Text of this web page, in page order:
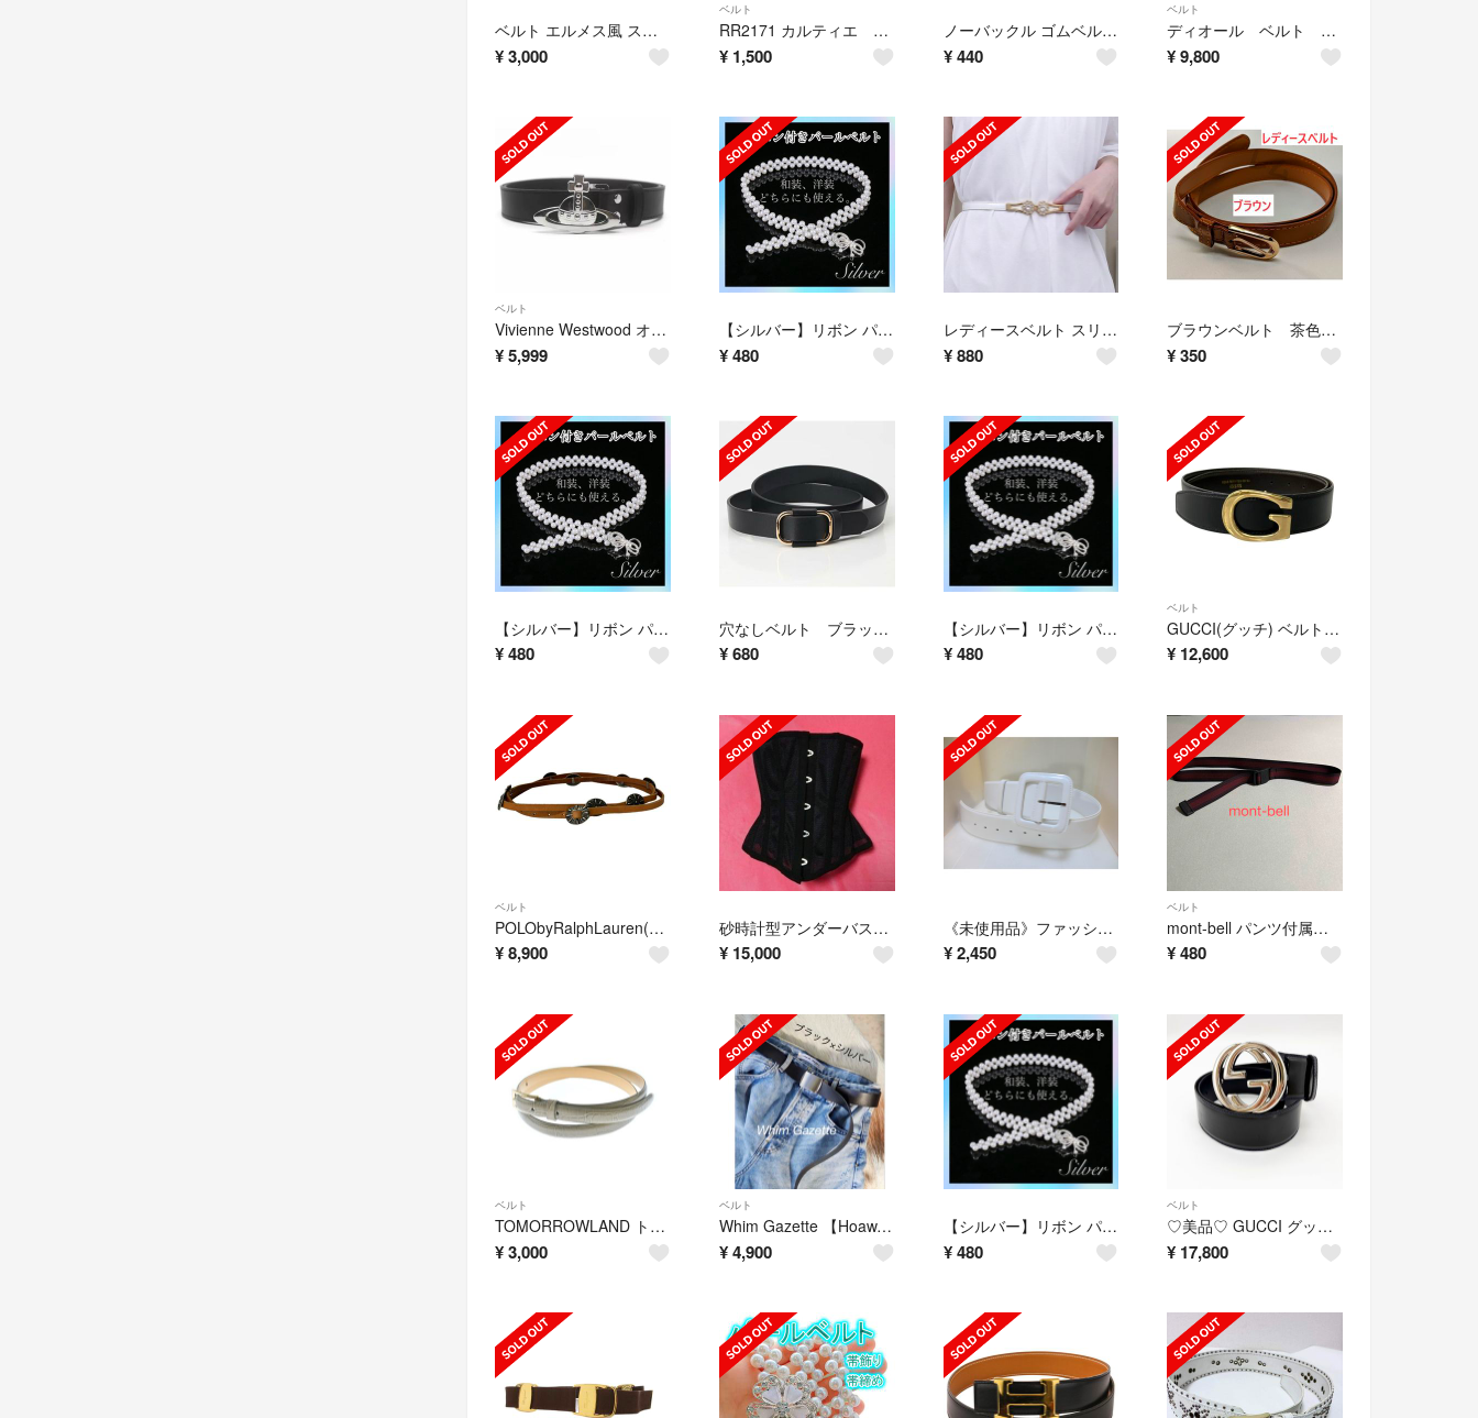
ベルト エルメス風 スクエア 金具 レザータッチベルト 長さ調整可能 白色
¥3,000
ベルト
RR2171 カルティエ マストラインベルト ボルドーカラー #66〜74
¥ 1,500
ノーバックル ゴムベルト 黒 ブラック 2個セット 男女兼用
¥ 440
ベルト
ディオール ベルト バックル ゴールド ヴィンテージ
¥9,800
ベルト
Vivienne Westwood オーブバックル ベルト ブラック
¥5,999
【シルバー】リボン パールベルト 帯締め 帯飾り 浴衣 着物 ワンピース 結婚式
¥480
レディースベルト スリムベルト 女性用 レザーベルト 細ベルト バンド シンプル
¥ 880
ブラウンベルト 茶色 細い バックル ゴールド 新品
¥350
【シルバー】リボン パールベルト 帯締め 帯飾り 浴衣 着物 ワンピース 結婚式
¥480
穴なしベルト ブラック スクエア シンプル カジュアル 上品 ユニセックス
¥680
【シルバー】リボン パールベルト 帯締め 帯飾り 浴衣 着物 ワンピース 結婚式
¥ 480
ベルト
GUCCI(グッチ) ベルト 75・30美品 - 黒×ゴールド レザー
¥ 12,600
ベルト
POLObyRalphLauren(ポロラルフローレン) ベルト S美品 - ライトブラウン×シルバー 二重巻き レザー
¥8,900
砂時計型アンダーバストコルセット PureOne Corset Works
¥ 15,000
《未使用品》ファッションベルト/幅広/ウエストアクセント/太ベルト/ホワイト
¥ 2,450
ベルト
mont-bell パンツ付属ベルト
¥480
ベルト
TOMORROWLAND トゥモローランド ベルト グレー 【古着】【中古】【送料無料】
¥3,000
ベルト
Whim Gazette 【Hoaw.】レザーガチャベルト ブラック×シルバー
¥4,900
【シルバー】リボン パールベルト 帯締め 帯飾り 浴衣 着物 ワンピース 結婚式
¥ 480
ベルト
♡美品♡ GUCCI グッチ ベルト インターロッキングG レザー・エナメル
¥ 17,800